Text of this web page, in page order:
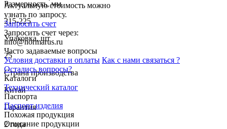
Размерность, мм
215-225
Упаковка, шт
25
Страна производства
Китай
Гарантия
2 года
Актуальную стоимость можно
узнать по запросу.
Запросить счет
Запросить счет через:
info@normarus.ru
Часто задаваемые вопросы
Условия доставки и оплаты Как с нами связаться ?
Остались вопросы?
Каталоги
Технический каталог
Паспорта
Паспорт изделия
Похожая продукция
Описание продукции